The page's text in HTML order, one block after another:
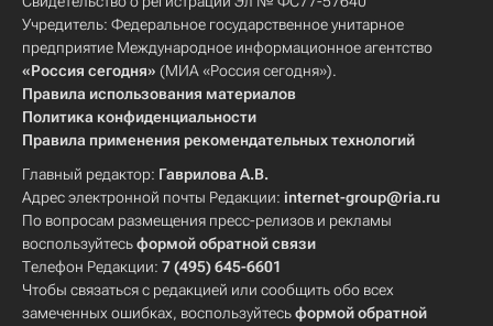
Учредитель: Федеральное государственное унитарное
предприятие Международное информационное агентство
«Россия сегодня» (МИА «Россия сегодня»).
Правила использования материалов
Политика конфиденциальности
Правила применения рекомендательных технологий
Главный редактор: Гаврилова А.В.
Адрес электронной почты Редакции: internet-group@ria.ru
По вопросам размещения пресс-релизов и рекламы
воспользуйтесьформой обратной связи
Телефон Редакции: 7 (495) 645-6601
Чтобы связаться с редакцией или сообщить обо всех
замеченных ошибках, воспользуйтесьформой обратной